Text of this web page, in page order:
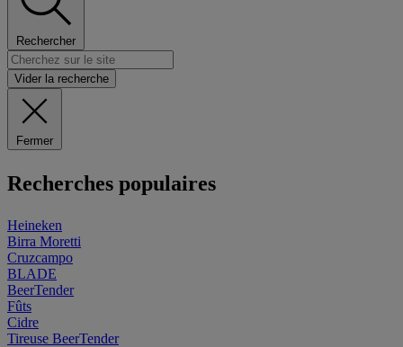
Rechercher
Vider la recherche
Fermer
Recherches populaires
Heineken
Birra Moretti
Cruzcampo
BLADE
BeerTender
Fûts
Cidre
Tireuse BeerTender